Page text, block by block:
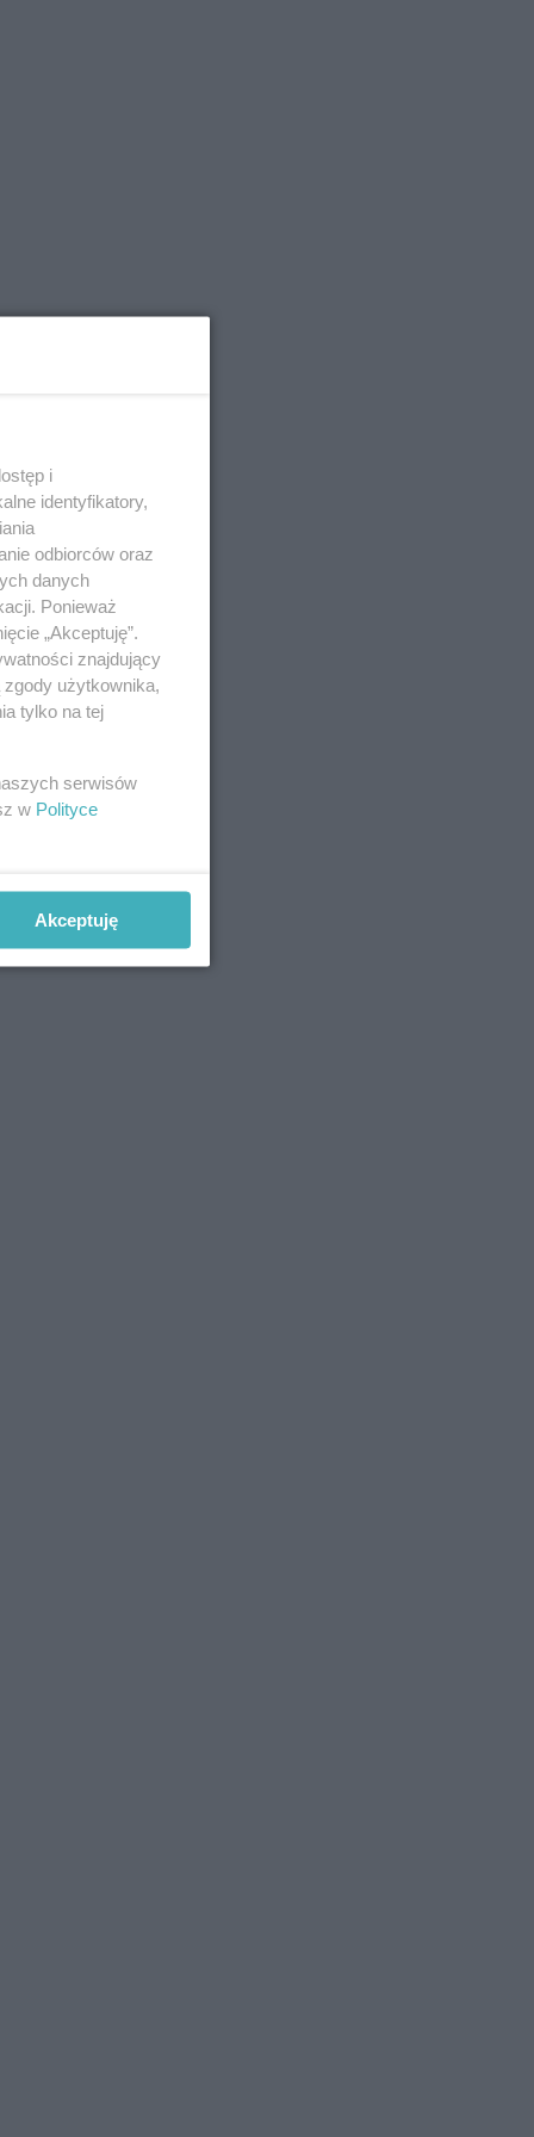
i
identyfikatory,
odbiorców oraz
danych
Ponieważ
„Akceptuję”.
znajdujący
użytkownika,
tylko na tej
serwisów
w Polityce
Akceptuję